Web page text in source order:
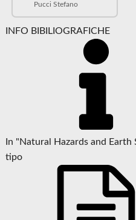
Pucci Stefano
INFO BIBILIOGRAFICHE
In "Natural Hazards and
tipo